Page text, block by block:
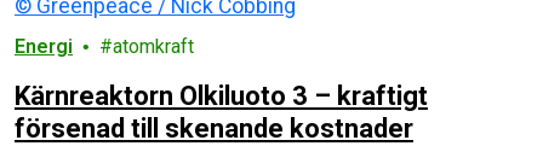
Energi atomkraft
Kärnreaktorn Olkiluoto 3 – kraftigt
försenad till skenande kostnader